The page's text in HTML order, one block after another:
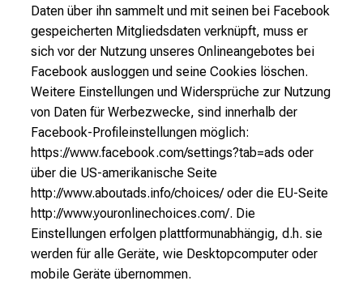
Daten über ihn sammelt und mit seinen bei Facebook
gespeicherten Mitgliedsdaten verknüpft, muss er
sich vor der Nutzung unseres Onlineangebotes bei
Facebook ausloggen und seine Cookies löschen.
Weitere Einstellungen und Widersprüche zur Nutzung
von Daten für Werbezwecke, sind innerhalb der
Facebook-Profileinstellungen möglich:
https://www.facebook.com/settings?tab=ads oder
über die US-amerikanische Seite
http://www.aboutads.info/choices/ oder die EU-Seite
http://www.youronlinechoices.com/. Die
Einstellungen erfolgen plattformunabhängig, d.h. sie
werden für alle Geräte, wie Desktopcomputer oder
mobile Geräte übernommen.